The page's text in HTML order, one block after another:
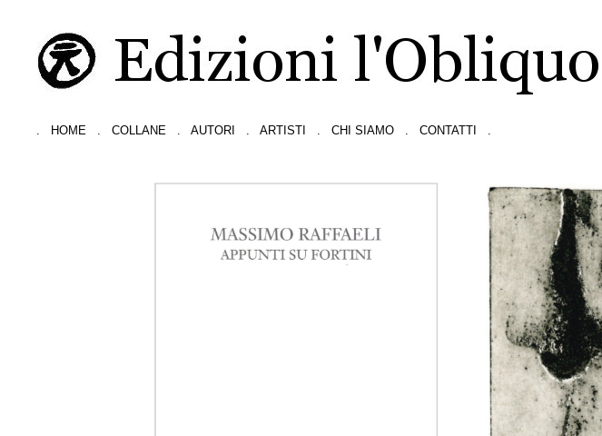
. HOME . COLLANE . AUTORI . ARTISTI . CHI SIAMO . CONTATTI .